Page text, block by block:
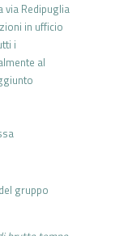
via Redipuglia
in ufficio
i
al
gruppo